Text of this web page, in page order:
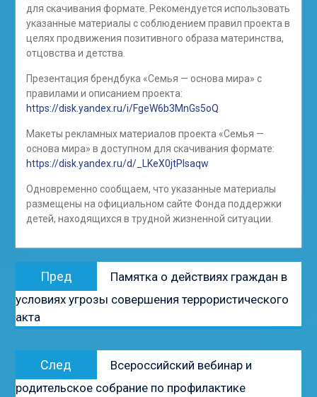
для скачивания формате. Рекомендуется использовать
указанные материалы с соблюдением правил проекта в
целях продвижения позитивного образа материнства,
отцовства и детства.
Презентация брендбука «Семья — основа мира» с
правилами и описанием проекта:
https://disk.yandex.ru/i/FgeW6b3MnGs5oQ
Макеты рекламных материалов проекта «Семья —
основа мира» в доступном для скачивания формате:
https://disk.yandex.ru/d/_LKeX0jtPlsaqw
Одновременно сообщаем, что указанные материалы
размещены на официальном сайте Фонда поддержки
детей, находящихся в трудной жизненной ситуации.
Навигация
записям
Пред
Предыдущая
запись:
Памятка о действиях граждан в
условиях угрозы совершения террористического
акта
След
Следующая
запись:
Всероссийский вебинар и
родительское собрание по профилактике